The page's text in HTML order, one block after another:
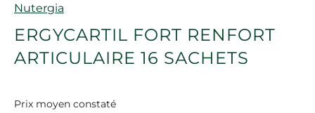
Marque
Nutergia
ERGYCARTIL FORT RENFORT
ARTICULAIRE 16 SACHETS
Prix moyen constaté